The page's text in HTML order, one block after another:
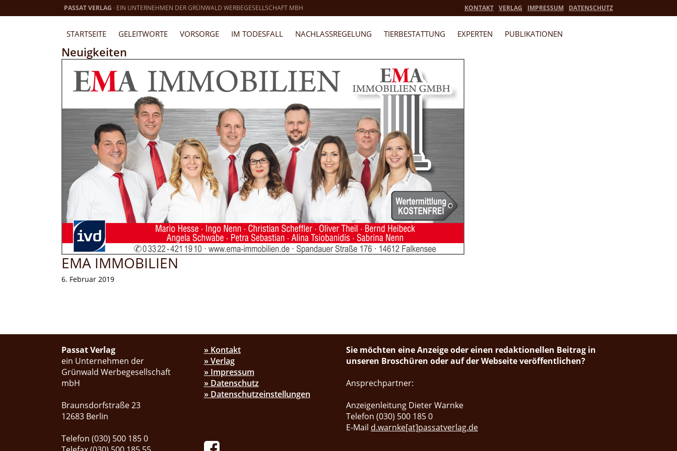
PASSAT VERLAG · EIN UNTERNEHMEN DER GRÜNWALD WERBEGESELLSCHAFT MBH KONTAKT VERLAG IMPRESSUM DATENSCHUTZ
STARTSEITE GELEITWORTE VORSORGE IM TODESFALL NACHLASSREGELUNG TIERBESTATTUNG EXPERTEN PUBLIKATIONEN
Neuigkeiten
EMA IMMOBILIEN
6. Februar 2019
Passat Verlag
ein Unternehmen der
Grünwald Werbegesellschaft
mbH
Braunsdorfstraße 23
12683 Berlin
Telefon (030) 500 185 0
» Kontakt
» Verlag
» Impressum
» Datenschutz
» Datenschutzeinstellungen
Sie möchten eine Anzeige oder einen redaktionellen Beitrag in
unseren Broschüren oder auf der Webseite veröffentlichen?
Ansprechpartner:
Anzeigenleitung Dieter Warnke
Telefon (030) 500 185 0
E-Mail d.warnke[at]passatverlag.de